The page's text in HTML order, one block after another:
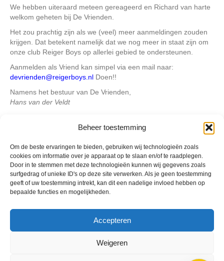
Beheer toestemming
Om de beste ervaringen te bieden, gebruiken wij technologieën zoals
cookies om informatie over je apparaat op te slaan en/of te raadplegen.
Door in te stemmen met deze technologieën kunnen wij gegevens zoals
surfgedrag of unieke ID's op deze site verwerken. Als je geen toestemming
geeft of uw toestemming intrekt, kan dit een nadelige invloed hebben op
bepaalde functies en mogelijkheden.
Accepteren
Weigeren
We hebben uiteraard meteen gereageerd en Richard van harte
welkom geheten bij De Vrienden.
Het zou prachtig zijn als we (veel) meer aanmeldingen zouden
krijgen. Dat betekent namelijk dat we nog meer in staat zijn om
onze club Reiger Boys op allerlei gebied te ondersteunen.
Aanmelden als Vriend kan simpel via een mail naar:
devrienden@reigerboys.nl Doen!!
Namens het bestuur van De Vrienden,
Hans van der Veldt
Berichten seizoen 2019-2020
De Wending, Lotte Beesedijk 1